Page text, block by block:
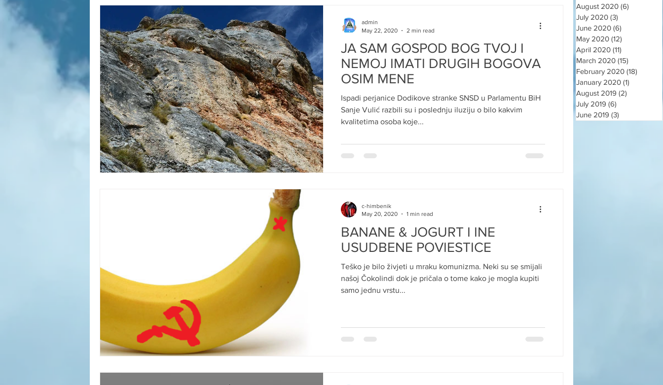
JA SAM GOSPOD BOG TVOJ I
NEMOJ IMATI DRUGIH BOGOVA
OSIM MENE
Ispadi perjanice Dodikove stranke SNSD u Parlamentu BiH
Sanje Vulić razbili su i poslednju iluziju o bilo kakvim
kvalitetima osoba koje...
admin
May 22, 2020
2 min read
BANANE & JOGURT I INE
USUDBENE POVIESTICE
Teško je bilo živjeti u mraku komunizma. Neki su se smijali
našoj Čokolindi dok je pričala o tome kako je mogla kupiti
samo jednu vrstu...
c-himbenik
May 20, 2020
1 min read
August 2020 (6)
July 2020 (3)
June 2020 (6)
May 2020 (12)
April 2020 (11)
March 2020 (15)
February 2020 (18)
January 2020 (1)
August 2019 (2)
July 2019 (6)
June 2019 (3)